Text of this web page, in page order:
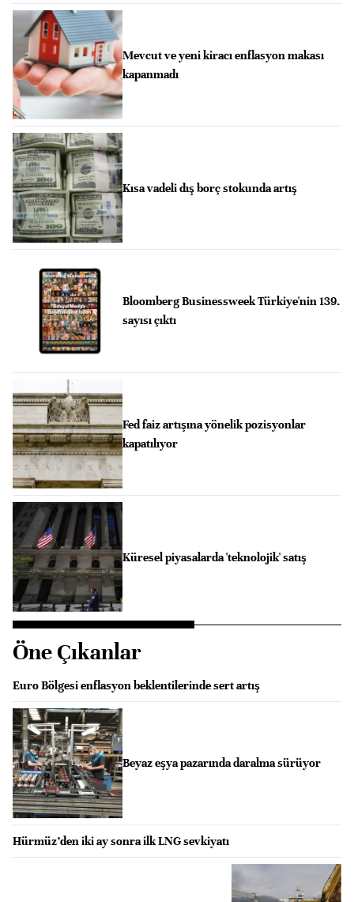
Mevcut ve yeni kiracı enflasyon makası
kapanmadı
Kısa vadeli dış borç stokunda artış
Bloomberg Businessweek Türkiye'nin 139.
sayısı çıktı
Fed faiz artışına yönelik pozisyonlar
kapatılıyor
Küresel piyasalarda 'teknolojik' satış
Öne Çıkanlar
Euro Bölgesi enflasyon beklentilerinde sert artış
Beyaz eşya pazarında daralma sürüyor
Hürmüz’den iki ay sonra ilk LNG sevkiyatı